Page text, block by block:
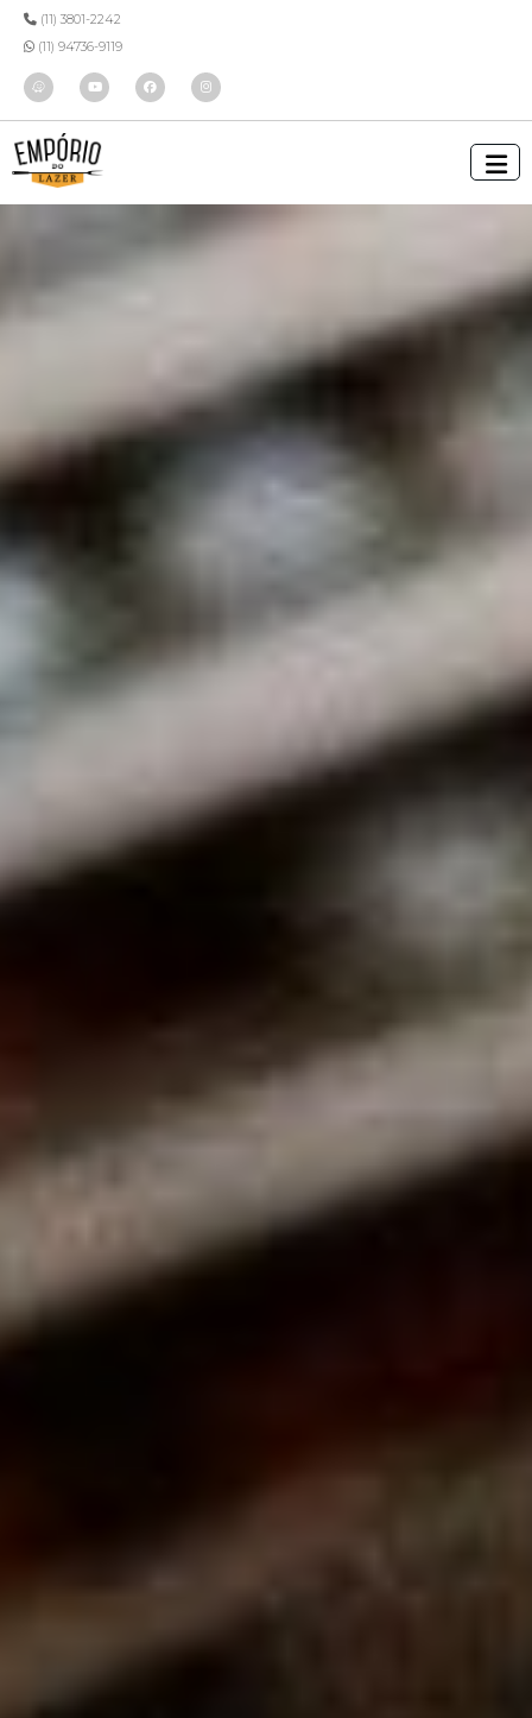
(11) 3801-2242
(11) 94736-9119